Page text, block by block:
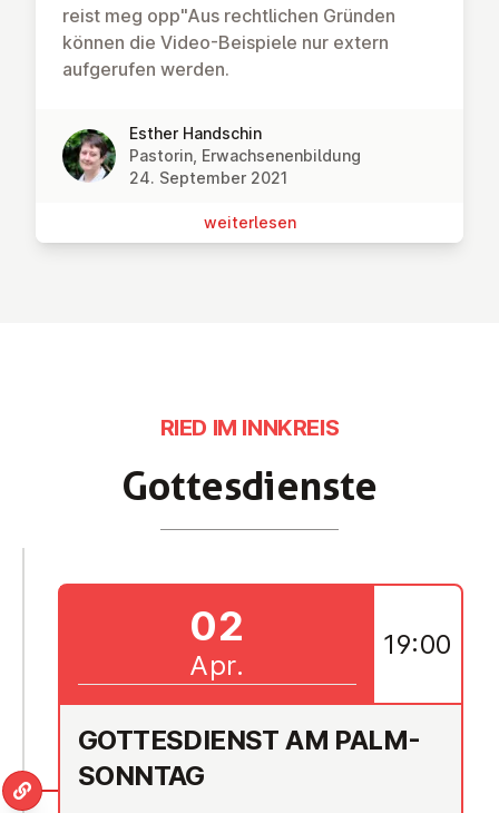
reist meg opp"Aus rechtlichen Gründen
können die Video-Beispiele nur extern
aufgerufen werden.
Esther Handschin
Pastorin, Erwachsenenbildung
24. September 2021
wei­ter­le­sen
Got­tes­diens­te
RIED IM INNKREIS
GOT­TES­DIENST AM PALM­
SONN­TAG
02
Apr.
19:00